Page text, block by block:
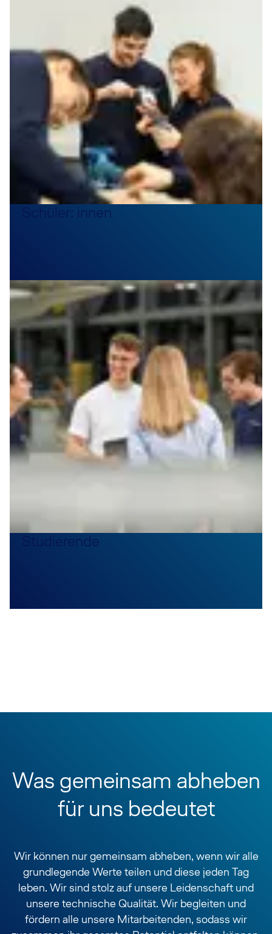
Schüler: innen
Studierende
Was gemeinsam abheben
für uns bedeutet
Wir können nur gemeinsam abheben, wenn wir alle
grundlegende Werte teilen und diese jeden Tag
leben. Wir sind stolz auf unsere Leidenschaft und
unsere technische Qualität. Wir begleiten und
fördern alle unsere Mitarbeitenden, sodass wir